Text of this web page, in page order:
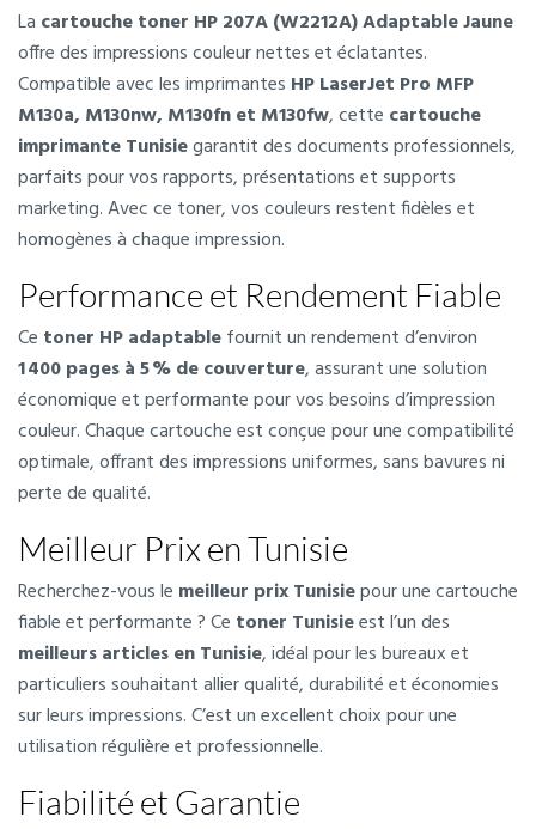
La cartouche toner HP 207A (W2212A) Adaptable Jaune
offre des impressions couleur nettes et éclatantes.
Compatible avec les imprimantes HP LaserJet Pro MFP
M130a, M130nw, M130fn et M130fw, cette cartouche
imprimante Tunisiegarantit des documents professionnels,
parfaits pour vos rapports, présentations et supports
marketing. Avec ce toner, vos couleurs restent fidèles et
homogènes à chaque impression.
Performance et Rendement Fiable
Ce toner HP adaptablefournit un rendement d’environ
1 400 pages à 5 % de couverture, assurant une solution
économique et performante pour vos besoins d’impression
couleur. Chaque cartouche est conçue pour une compatibilité
optimale, offrant des impressions uniformes, sans bavures ni
perte de qualité.
Meilleur Prix en Tunisie
Recherchez-vous le meilleur prix Tunisiepour une cartouche
fiable et performante ? Ce toner Tunisieest l’un des
meilleurs articles en Tunisie, idéal pour les bureaux et
particuliers souhaitant allier qualité, durabilité et économies
sur leurs impressions. C’est un excellent choix pour une
utilisation régulière et professionnelle.
Fiabilité et Garantie